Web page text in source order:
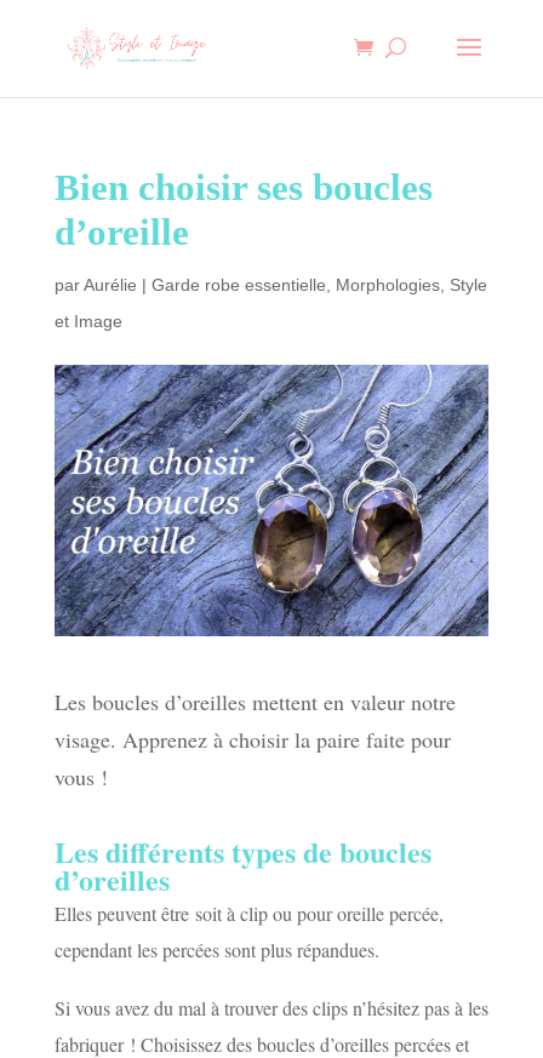
Bien choisir ses boucles
d’oreille
parAurélie | Garde robe essentielle Morphologies, Style
et Image
Les boucles d’oreilles mettent en valeur notre
visage. Apprenez à choisir la paire faite pour
vous !
Les différents types de boucles
d’oreilles
Elles peuvent être soit à clip ou pour oreille percée,
cependant les percées sont plus répandues.
Si vous avez du mal à trouver des clips n’hésitez pas à les
fabriquer ! Choisissez des boucles d’oreilles percées et